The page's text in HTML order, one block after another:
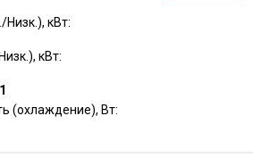
кВт:
кВт:
(охлаждение), Вт: